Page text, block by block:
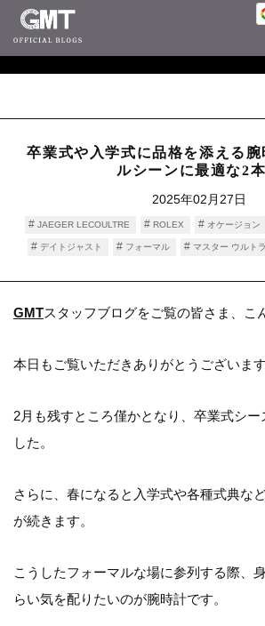
卒業式や入学式に品格を添える
ルシーンに最適な2
2025年02月27日
JAEGER LECOULTRE ROLEX オケージョン
デイトジャスト フォーマル マスター ウルト
GMTスタッフブログをご覧の皆さま、こ
本日もご覧いただきありがとうございます
2月も残すところ僅かとなり、卒業式シー
した。
さらに、春になると入学式や各種式典な
が続きます。
こうしたフォーマルな場に参列する際、
らい気を配りたいのが腕時計です。